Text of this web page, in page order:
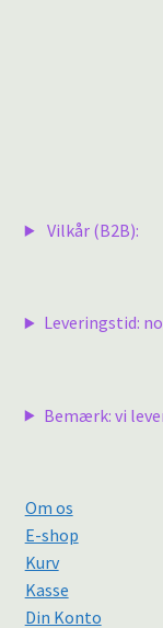
Vilkår (B2B):
Leveringstid:
Bemærk: vi
Om os
E-shop
Kurv
Kasse
Din Konto